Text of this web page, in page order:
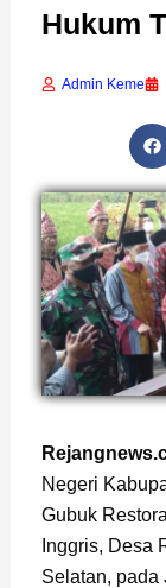
Hukum
Admin Keme
Negeri
Gubuk
Inggris, Desa
Selatan, pada